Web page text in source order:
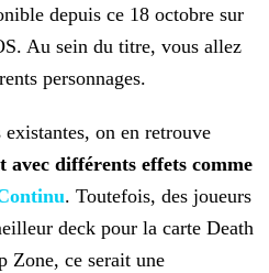
depuis ce 18 octobre sur
Au sein du titre, vous allez
personnages.
existantes, on en retrouve
différents effets comme
. Toutefois, des joueurs
deck pour la carte Death
Zone, ce serait une